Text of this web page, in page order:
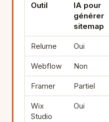
Outil
IA pour
générer
sitemap
Relume Oui
Webflow Non
Framer Partiel
Wix
Studio
Oui